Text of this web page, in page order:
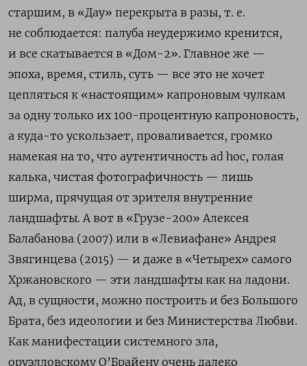
старшим, в «Дау» перекрыта в разы, т. е.
не соблюдается: палуба неудержимо кренится,
и все скатывается в «Дом-2». Главное же —
эпоха, время, стиль, суть — все это не хочет
цепляться к «настоящим» капроновым чулкам
за одну только их 100-процентную капроновость,
а куда-то ускользает, проваливается, громко
намекая на то, что аутентичность ad hoc, голая
калька, чистая фотографичность — лишь
ширма, прячущая от зрителя внутренние
ландшафты. А вот в «Грузе-200» Алексея
Балабанова (2007) или в «Левиафане» Андрея
Звягинцева (2015) — и даже в «Четырех» самого
Хржановского — эти ландшафты как на ладони.
Ад, в сущности, можно построить и без Большого
Брата, без идеологии и без Министерства Любви.
Как манифестации системного зла,
оруэлловскому О’Брайену очень далеко